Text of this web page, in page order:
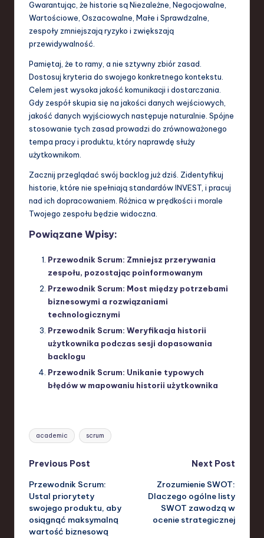
Gwarantując, że historie są Niezależne, Negocjowalne,
Wartościowe, Oszacowalne, Małe i Sprawdzalne,
zespoły zmniejszają ryzyko i zwiększają
przewidywalność.
Pamiętaj, że to ramy, a nie sztywny zbiór zasad.
Dostosuj kryteria do swojego konkretnego kontekstu.
Celem jest wysoka jakość komunikacji i dostarczania.
Gdy zespół skupia się na jakości danych wejściowych,
jakość danych wyjściowych następuje naturalnie. Spójne
stosowanie tych zasad prowadzi do zrównoważonego
tempa pracy i produktu, który naprawdę służy
użytkownikom.
Zacznij przeglądać swój backlog już dziś. Zidentyfikuj
historie, które nie spełniają standardów INVEST, i pracuj
nad ich dopracowaniem. Różnica w prędkości i morale
Twojego zespołu będzie widoczna.
Powiązane Wpisy:
Przewodnik Scrum: Zmniejsz przerywania
zespołu, pozostając poinformowanym
Przewodnik Scrum: Most między potrzebami
biznesowymi a rozwiązaniami
technologicznymi
Przewodnik Scrum: Weryfikacja historii
użytkownika podczas sesji dopasowania
backlogu
Przewodnik Scrum: Unikanie typowych
błędów w mapowaniu historii użytkownika
Tags:
academic scrum
Post
navigation
Previous Post
Przewodnik Scrum:
Ustal priorytety
swojego produktu, aby
osiągnąć maksymalną
wartość biznesową
Next Post
Zrozumienie SWOT:
Dlaczego ogólne listy
SWOT zawodzą w
ocenie strategicznej